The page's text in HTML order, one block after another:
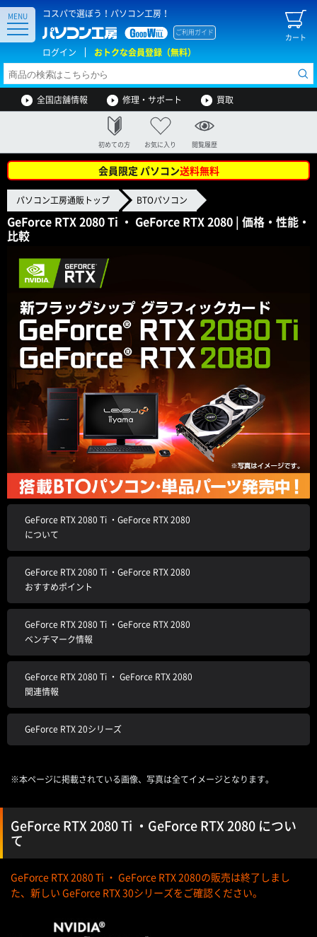
コスパで選ぼう！パソコン工房！
カート
ご利用ガイド
ログイン おトクな会員登録（無料）
MENU
全国店舗情報 修理・サポート 買取
初めての方 お気に入り 閲覧履歴
会員限定 パソコン送料無料
パソコン工房通販トップ BTOパソコン
GeForce RTX 2080 Ti ・ GeForce RTX 2080 | 価格・性能・
比較
GeForce RTX 2080 Ti ・GeForce RTX 2080
について
GeForce RTX 2080 Ti ・GeForce RTX 2080
おすすめポイント
GeForce RTX 2080 Ti ・GeForce RTX 2080
ベンチマーク情報
GeForce RTX 2080 Ti ・ GeForce RTX 2080
関連情報
GeForce RTX 20シリーズ
※本ページに掲載されている画像、写真は全てイメージとなります。
GeForce RTX 2080 Ti ・GeForce RTX 2080 につい
て
GeForce RTX 2080 Ti ・ GeForce RTX 2080の販売は終了しまし
た、新しい GeForce RTX 30シリーズをご確認ください。